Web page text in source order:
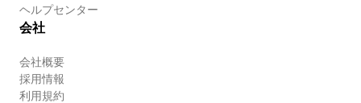
ヘルプセンター
会社
会社概要
採用情報
利用規約